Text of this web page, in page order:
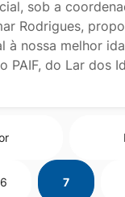
sob a
Rodrigues,
à nossa melhor
PAIF, do Lar dos
6 7